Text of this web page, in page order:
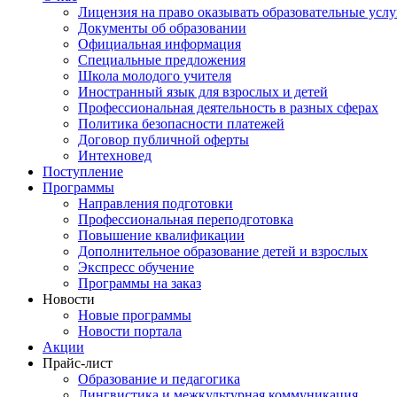
Лицензия на право оказывать образовательные
Документы об образовании
Официальная информация
Специальные предложения
Школа молодого учителя
Иностранный язык для взрослых и детей
Профессиональная деятельность в разных сферах
Политика безопасности платежей
Договор публичной оферты
Интехновед
Поступление
Программы
Направления подготовки
Профессиональная переподготовка
Повышение квалификации
Дополнительное образование детей и взрослых
Экспресс обучение
Программы на заказ
Новости
Новые программы
Новости портала
Акции
Прайс-лист
Образование и педагогика